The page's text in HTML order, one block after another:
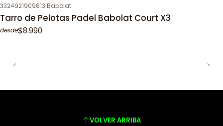
3324921909813|Babolat
Tarro de Pelotas Padel Babolat Court X3
desde$8.990
VOLVER ARRIBA